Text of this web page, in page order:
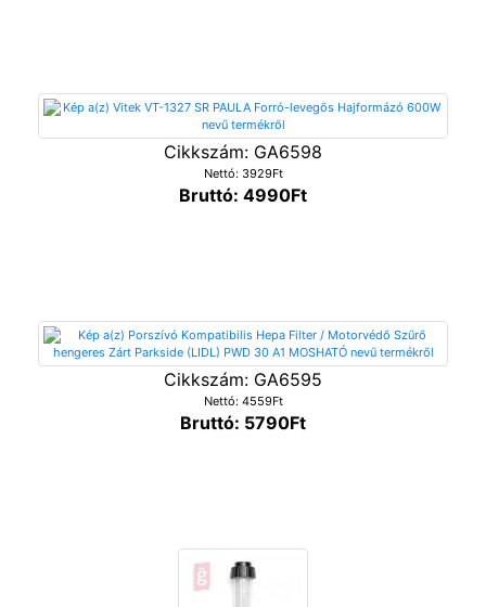
Cikkszám: GA6598
Nettó: 3929Ft
Bruttó: 4990Ft
Cikkszám: GA6595
Nettó: 4559Ft
Bruttó: 5790Ft